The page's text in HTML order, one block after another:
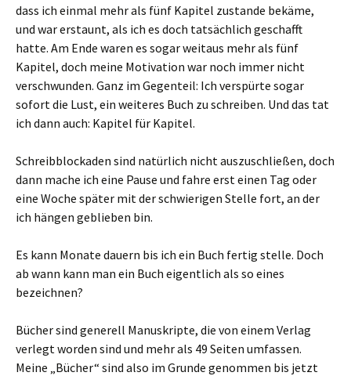
dass ich einmal mehr als fünf Kapitel zustande bekäme,
und war erstaunt, als ich es doch tatsächlich geschafft
hatte. Am Ende waren es sogar weitaus mehr als fünf
Kapitel, doch meine Motivation war noch immer nicht
verschwunden. Ganz im Gegenteil: Ich verspürte sogar
sofort die Lust, ein weiteres Buch zu schreiben. Und das tat
ich dann auch: Kapitel für Kapitel.
Schreibblockaden sind natürlich nicht auszuschließen, doch
dann mache ich eine Pause und fahre erst einen Tag oder
eine Woche später mit der schwierigen Stelle fort, an der
ich hängen geblieben bin.
Es kann Monate dauern bis ich ein Buch fertig stelle. Doch
ab wann kann man ein Buch eigentlich als so eines
bezeichnen?
Bücher sind generell Manuskripte, die von einem Verlag
verlegt worden sind und mehr als 49 Seiten umfassen.
Meine „Bücher“ sind also im Grunde genommen bis jetzt